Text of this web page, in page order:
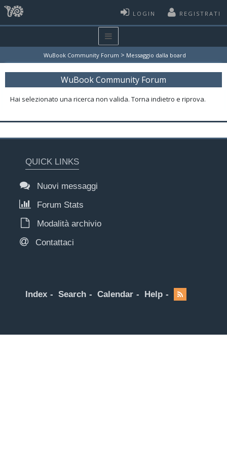
LOGIN REGISTRATI
WuBook Community Forum > Messaggio dalla board
WuBook Community Forum
Hai selezionato una ricerca non valida. Torna indietro e riprova.
QUICK LINKS
Nuovi messaggi
Forum Stats
Modalità archivio
Contattaci
Index Search Calendar Help